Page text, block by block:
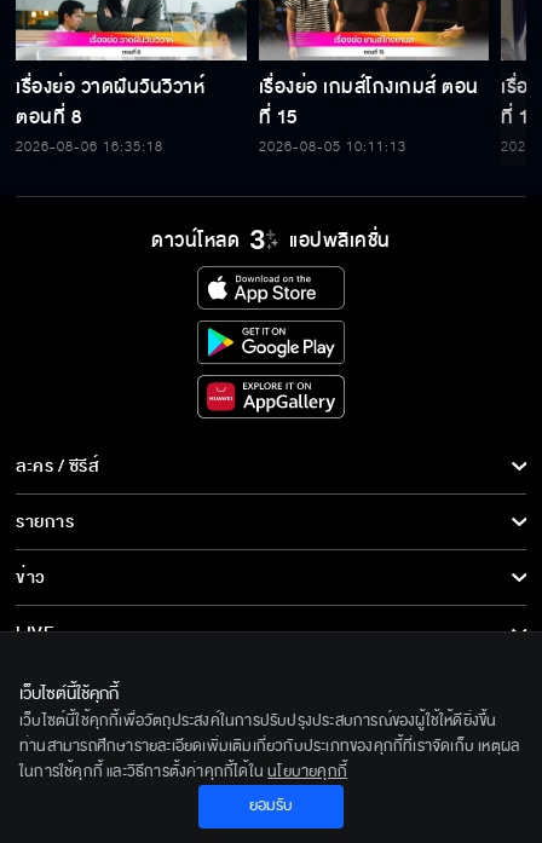
เรื่องย่อ วาดฝันวันวิวาห์
ตอนที่ 8
2026-08-06 16:35:18
เรื่องย่อ เกมส์โกงเกมส์ ตอน
ที่ 15
2026-08-05 10:11:13
เรื่อ
ที่ 14
ดาวน์โหลด แอปพลิเคชั่น
ละคร / ซีรีส์
ซีรีส์นานาชาติ
การ์ตูน & เกม
รายการ
ข่าว
ข่าวประชาสัมพันธ์
LIVE
เกี่ยวกับเรา
BEC World
รู้จักเรา
ติดตามเราได้ที่
© 2020 Bangkok Entertainment Co.,Ltd. All Rights Reserved.
Powered by BECi Corporation Ltd.
เว็บไซต์นี้ใช้คุกกี้
เว็บไซต์นี้ใช้คุกกี้เพื่อวัตถุประสงค์ในการปรับปรุงประสบการณ์ของผู้ใช้ให้ดียิ่งขึ้น
ท่านสามารถศึกษารายละเอียดเพิ่มเติมเกี่ยวกับประเภทของคุกกี้ที่เราจัดเก็บ เหตุผล
ในการใช้คุกกี้ และวิธีการตั้งค่าคุกกี้ได้ใน นโยบายคุกกี้
ยอมรับ